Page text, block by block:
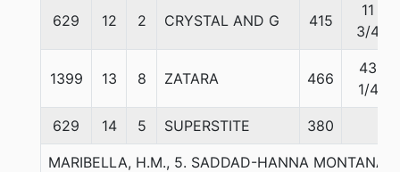
629 12 2 CRYSTAL AND G 415
11
3/4
1399 13 8 ZATARA 466
43
1/4
629 14 5 SUPERSTITE 380
MARIBELLA, H.M., 5. SADDAD-HANNA MONTANA-